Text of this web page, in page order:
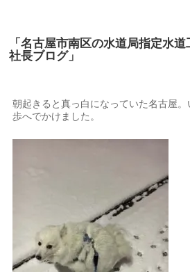
「名古屋市南区の水道局指定水
社長ブログ」
朝起きると真っ白になっていた名古屋
歩へでかけました。